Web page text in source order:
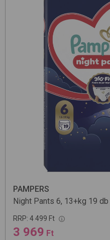
PAMPERS
Night Pants 6, 13+kg 19 db
RRP: 4 499 Ft
3 969 Ft